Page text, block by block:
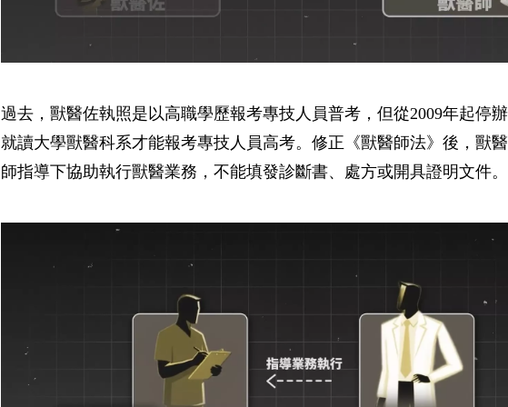
過去，獸醫佐執照是以高職學歷報考專技人員普考，但從2009年起停
就讀大學獸醫科系才能報考專技人員高考。修正《獸醫師法》後，獸
師指導下協助執行獸醫業務，不能填發診斷書、處方或開具證明文件。